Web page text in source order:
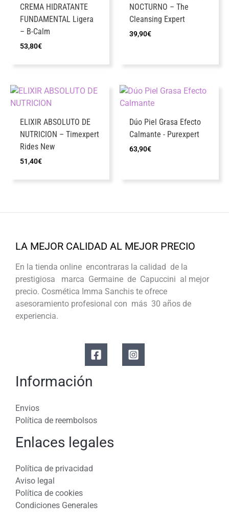
CREMA HIDRATANTE
FUNDAMENTAL Ligera
– B-Calm
53,80€
NOCTURNO – The
Cleansing Expert
39,90€
ELIXIR ABSOLUTO DE
NUTRICION – Timexpert
Rides New
51,40€
Dúo Piel Grasa Efecto
Calmante -​ Purexpert
63,90€
LA MEJOR CALIDAD AL MEJOR PRECIO
En la tienda online encontraras la calidad de la
prestigiosa marca Germaine de Capuccini al mejor
precio. Cosmética Imma Sanchis te ofrece
asesoramiento profesional con más 30 años de
experiencia.
Información
Envios
Política de reembolsos
Enlaces legales
Política de privacidad
Aviso legal
Política de cookies
Condiciones Generales